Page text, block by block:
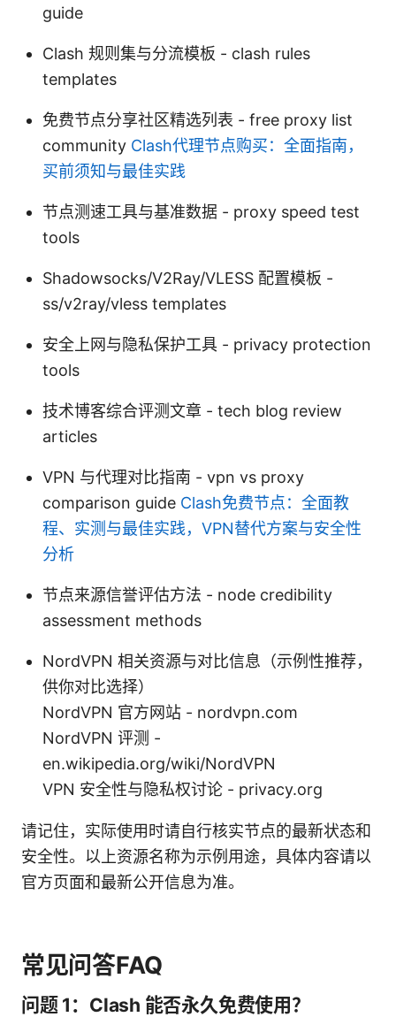
guide
Clash 规则集与分流模板 - clash rules
templates
免费节点分享社区精选列表 - free proxy list
community Clash代理节点购买：全面指南，
买前须知与最佳实践
节点测速工具与基准数据 - proxy speed test
tools
Shadowsocks/V2Ray/VLESS 配置模板 -
ss/v2ray/vless templates
安全上网与隐私保护工具 - privacy protection
tools
技术博客综合评测文章 - tech blog review
articles
VPN 与代理对比指南 - vpn vs proxy
comparison guide Clash免费节点：全面教
程、实测与最佳实践，VPN替代方案与安全性
分析
节点来源信誉评估方法 - node credibility
assessment methods
NordVPN 相关资源与对比信息（示例性推荐，
供你对比选择）
NordVPN 官方网站 - nordvpn.com
NordVPN 评测 -
en.wikipedia.org/wiki/NordVPN
VPN 安全性与隐私权讨论 - privacy.org
请记住，实际使用时请自行核实节点的最新状态和
安全性。以上资源名称为示例用途，具体内容请以
官方页面和最新公开信息为准。
常见问答FAQ
问题 1：Clash 能否永久免费使用？